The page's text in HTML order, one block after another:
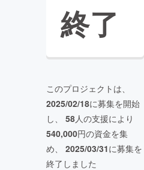
終了
このプロジェクトは、
2025/02/18に募集を開始
し、 58人の支援により
540,000円の資金を集
め、 2025/03/31に募集を
終了しました